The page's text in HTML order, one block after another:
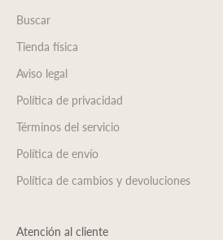
Buscar
Tienda física
Aviso legal
Política de privacidad
Términos del servicio
Política de envío
Política de cambios y devoluciones
Atención al cliente